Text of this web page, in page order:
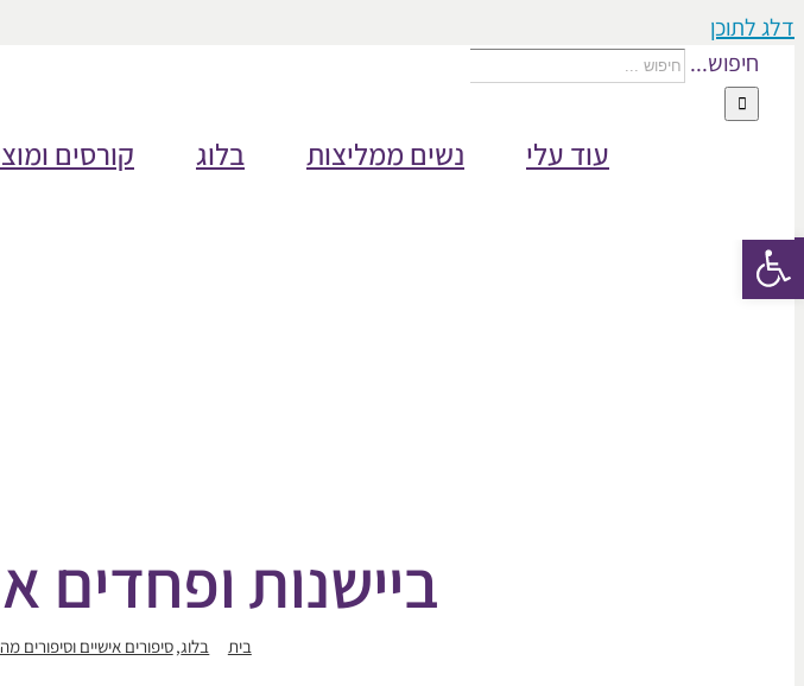
דלג לתוכן
חיפוש...
קורסים בלוג נשים ממליצות
עוד עלי
ביישנות ופחדים
בית בלוג סיפורים אישיים וסיפורים
פתח סרגל נגישות